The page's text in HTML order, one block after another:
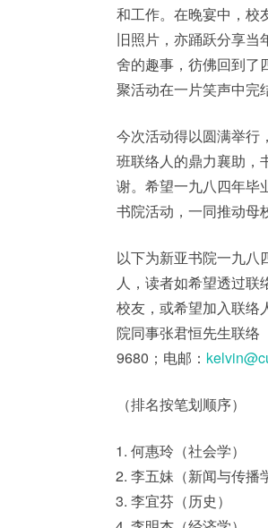
和工作。在晚宴中，校
旧照片，亦踊跃分享当
舍的趣事，彷佛回到了
聚活动在一片笑声中完
今次活动得以圆满举行
班联络人的鼎力襄助，
谢。希望一九八四年毕
书院活动，一同推动母
以下为新亚书院一九八
人，读者如希望透过联
校友，或希望加入联络
院同事张君恒先生联络
9680；电邮：
（排名按笔划顺序）
何惠玲（社会学）
李五妹（新闻与传播
李宜芬（历史）